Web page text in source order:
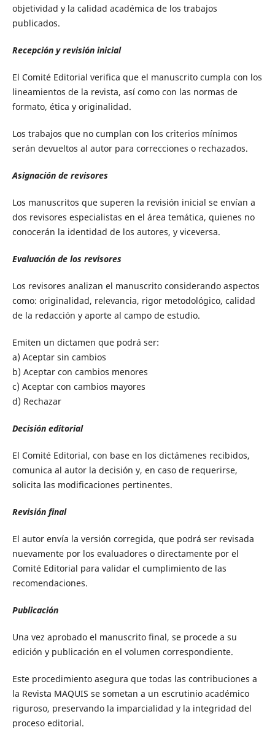
objetividad y la calidad académica de los trabajos
publicados.
Recepción y revisión inicial
El Comité Editorial verifica que el manuscrito cumpla con los
lineamientos de la revista, así como con las normas de
formato, ética y originalidad.
Los trabajos que no cumplan con los criterios mínimos
serán devueltos al autor para correcciones o rechazados.
Asignación de revisores
Los manuscritos que superen la revisión inicial se envían a
dos revisores especialistas en el área temática, quienes no
conocerán la identidad de los autores, y viceversa.
Evaluación de los revisores
Los revisores analizan el manuscrito considerando aspectos
como: originalidad, relevancia, rigor metodológico, calidad
de la redacción y aporte al campo de estudio.
Emiten un dictamen que podrá ser:
a) Aceptar sin cambios
b) Aceptar con cambios menores
c) Aceptar con cambios mayores
d) Rechazar
Decisión editorial
El Comité Editorial, con base en los dictámenes recibidos,
comunica al autor la decisión y, en caso de requerirse,
solicita las modificaciones pertinentes.
Revisión final
El autor envía la versión corregida, que podrá ser revisada
nuevamente por los evaluadores o directamente por el
Comité Editorial para validar el cumplimiento de las
recomendaciones.
Publicación
Una vez aprobado el manuscrito final, se procede a su
edición y publicación en el volumen correspondiente.
Este procedimiento asegura que todas las contribuciones a
la Revista MAQUIS se sometan a un escrutinio académico
riguroso, preservando la imparcialidad y la integridad del
proceso editorial.